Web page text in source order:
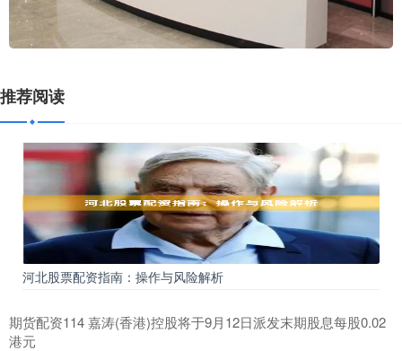
推荐阅读
河北股票配资指南：操作与风险解析
期货配资114 嘉涛(香港)控股将于9月12日派发末期股息每股0.02
港元